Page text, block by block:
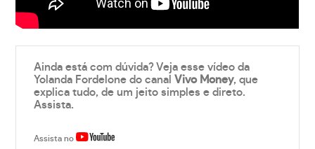
Ainda está com dúvida? Veja esse vídeo da
Yolanda Fordelone do canalVivo Money, que
explica tudo, de um jeito simples e direto.
Assista.
Assista no